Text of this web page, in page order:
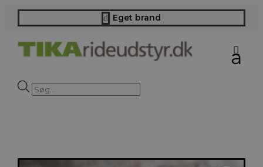
d Eget brand
Products
search